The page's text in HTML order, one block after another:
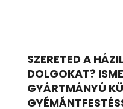
SZERETED A
DOLGOKAT?
GYÁRTMÁNYÚ